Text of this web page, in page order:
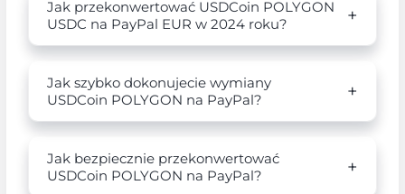
Jak przekonwertować USDCoin POLYGON
USDC na PayPal EUR w 2024 roku?
Jak szybko dokonujecie wymiany
USDCoin POLYGON na PayPal?
Jak bezpiecznie przekonwertować
USDCoin POLYGON na PayPal?